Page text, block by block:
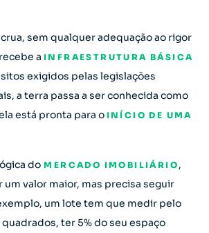
sem qualquer adequação ao rigor
a INFRAESTRUTURA BÁSICA
exigidos pelas legislações
a terra passa a ser conhecida como
está pronta para o INÍCIO DE UMA
do MERCADO IMOBILIÁRIO ,
um valor maior, mas precisa seguir
um lote tem que medir pelo
ter 5% do seu espaço